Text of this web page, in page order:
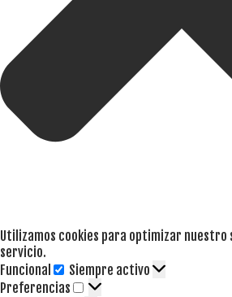
Utilizamos cookies para optimizar nuestro
servicio.
Funcional
Funcional
Siempre activo
Preferencias